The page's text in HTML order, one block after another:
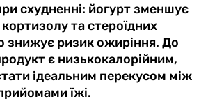
схудненні: йогурт зменшує
та стероїдних
знижує ризик ожиріння. До
є низькокалорійним,
ідеальним перекусом між
їжі.